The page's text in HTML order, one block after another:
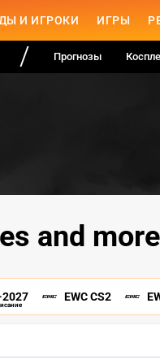
И ИГРОКИ ИГРЫ
Прогнозы
and
EWC CS2